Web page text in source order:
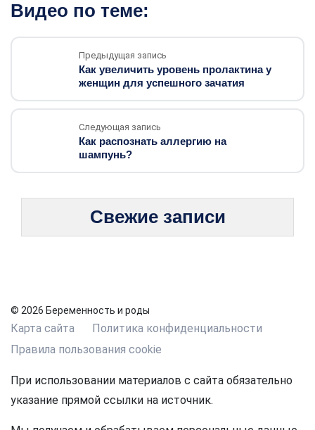
Видео по теме:
Предыдущая запись
Как увеличить уровень пролактина у
женщин для успешного зачатия
Следующая запись
Как распознать аллергию на
шампунь?
Свежие записи
© 2026 Беременность и роды
Карта сайта
Политика конфиденциальности
Правила пользования cookie
При использовании материалов с сайта обязательно
указание прямой ссылки на источник.